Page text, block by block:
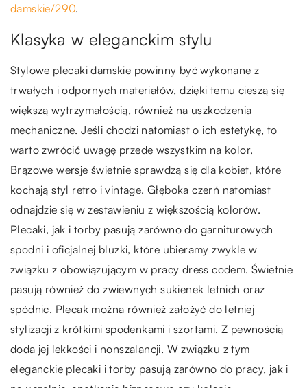
damskie/290.
Klasyka w eleganckim stylu
Stylowe plecaki damskie powinny być wykonane z
trwałych i odpornych materiałów, dzięki temu cieszą się
większą wytrzymałością, również na uszkodzenia
mechaniczne. Jeśli chodzi natomiast o ich estetykę, to
warto zwrócić uwagę przede wszystkim na kolor.
Brązowe wersje świetnie sprawdzą się dla kobiet, które
kochają styl retro i vintage. Głęboka czerń natomiast
odnajdzie się w zestawieniu z większością kolorów.
Plecaki, jak i torby pasują zarówno do garniturowych
spodni i oficjalnej bluzki, które ubieramy zwykle w
związku z obowiązującym w pracy dress codem. Świetnie
pasują również do zwiewnych sukienek letnich oraz
spódnic. Plecak można również założyć do letniej
stylizacji z krótkimi spodenkami i szortami. Z pewnością
doda jej lekkości i nonszalancji. W związku z tym
eleganckie plecaki i torby pasują zarówno do pracy, jak i